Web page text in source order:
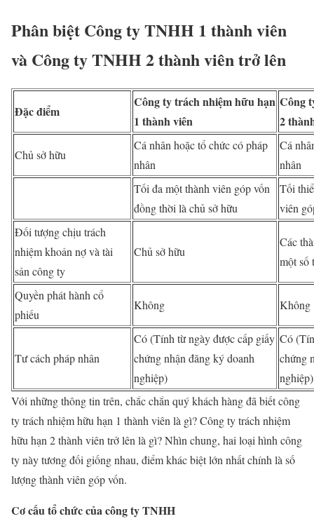
Phân biệt Công ty TNHH 1 thành viên
và Công ty TNHH 2 thành viên trở lên
Đặc điểm
Công ty trách nhiệm hữu hạn
1 thành viên
Công
2
Chủ sở hữu
Cá nhân hoặc tổ chức có pháp
nhân
Cá
nhân
Tối đa một thành viên góp vốn
đồng thời là chủ sở hữu
Tối
viên
Đối tượng chịu trách
nhiệm khoản nợ và tài
sản công ty
Chủ sở hữu
Các
một số
Quyền phát hành cổ
phiếu
Không Không
Tư cách pháp nhân
Có (Tính từ ngày được cấp giấy
chứng nhận đăng ký doanh
nghiệp)
Có
chứng
nghiệp)
Với những thông tin trên, chắc chắn quý khách hàng đã biết công
ty trách nhiệm hữu hạn 1 thành viên là gì? Công ty trách nhiệm
hữu hạn 2 thành viên trở lên là gì? Nhìn chung, hai loại hình công
ty này tương đối giống nhau, điểm khác biệt lớn nhất chính là số
lượng thành viên góp vốn.
Cơ cấu tổ chức của công ty TNHH